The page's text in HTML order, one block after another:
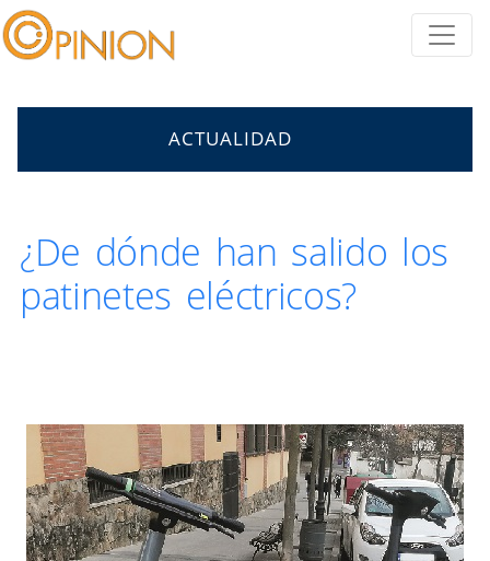
ACTUALIDAD
¿De dónde han salido los
patinetes eléctricos?